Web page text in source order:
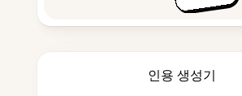
인용 생성기